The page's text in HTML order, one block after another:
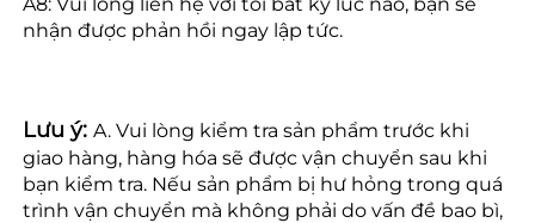
nhận được phản hồi ngay lập tức.
Lưu ý: A. Vui lòng kiểm tra sản phẩm trước khi
giao hàng, hàng hóa sẽ được vận chuyển sau khi
bạn kiểm tra. Nếu sản phẩm bị hư hỏng trong quá
trình vận chuyển mà không phải do vấn đề bao bì,